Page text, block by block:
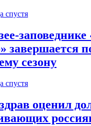
спустя
завершается
сезону
спустя
оценил